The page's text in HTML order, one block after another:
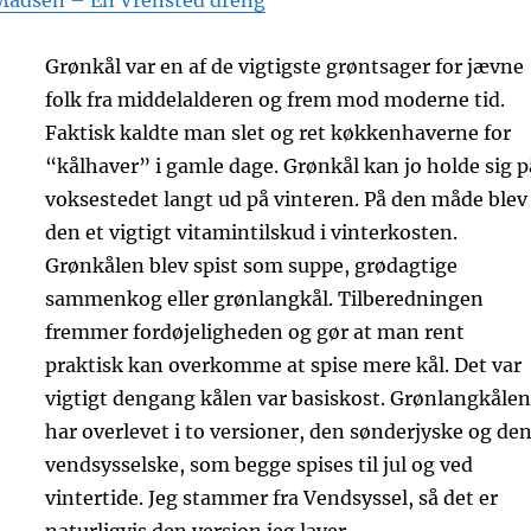
Grønkål var en af de vigtigste grøntsager for jævne
folk fra middelalderen og frem mod moderne tid.
Faktisk kaldte man slet og ret køkkenhaverne for
“kålhaver” i gamle dage. Grønkål kan jo holde sig
voksestedet langt ud på vinteren. På den måde blev
den et vigtigt vitamintilskud i vinterkosten.
Grønkålen blev spist som suppe, grødagtige
sammenkog eller grønlangkål. Tilberedningen
fremmer fordøjeligheden og gør at man rent
praktisk kan overkomme at spise mere kål. Det var
vigtigt dengang kålen var basiskost. Grønlangkålen
har overlevet i to versioner, den sønderjyske og den
vendsysselske, som begge spises til jul og ved
vintertide. Jeg stammer fra Vendsyssel, så det er